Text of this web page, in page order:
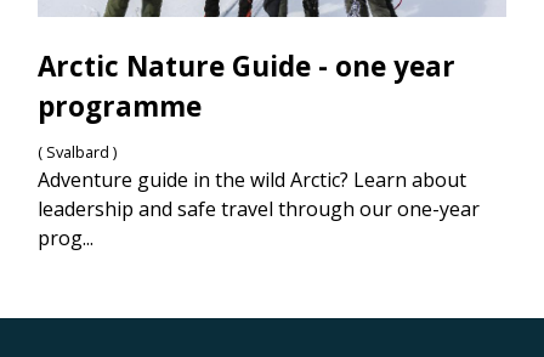
Arctic Nature Guide - one year
programme
( Svalbard )
Adventure guide in the wild Arctic? Learn about
leadership and safe travel through our one-year
prog...